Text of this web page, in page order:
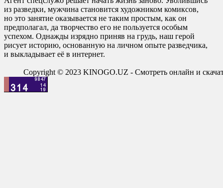
из разведки, мужчина становится художником комиксов,
но это занятие оказывается не таким простым, как он
предполагал, да творчество его не пользуется особым
успехом. Однажды изрядно приняв на грудь, наш герой
рисует историю, основанную на личном опыте разведчика,
и выкладывает её в интернет.
Copyright © 2023 KINOGO.UZ - Смотреть онлайн и